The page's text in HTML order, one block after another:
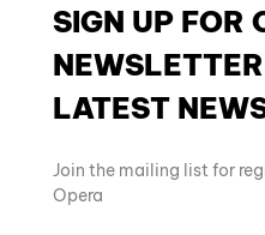
SIGN UP FOR
LATEST
Join the mailing list for
Opera